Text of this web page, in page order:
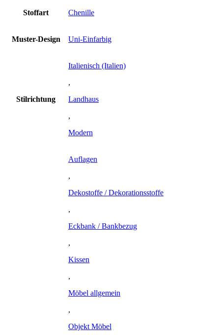
Stoffart Chenille
Muster-Design Uni-Einfarbig
Stilrichtung
Italienisch (Italien)
,
Landhaus
,
Modern
Auflagen
,
Dekostoffe / Dekorationsstoffe
,
Eckbank / Bankbezug
,
Kissen
,
Möbel allgemein
,
Objekt Möbel